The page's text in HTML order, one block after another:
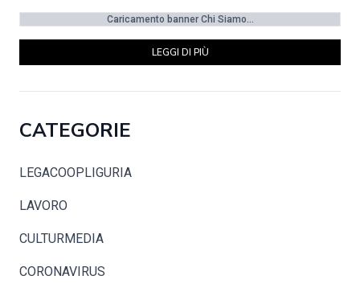
Caricamento banner Chi Siamo...
LEGGI DI PIÙ
CATEGORIE
LEGACOOPLIGURIA
LAVORO
CULTURMEDIA
CORONAVIRUS